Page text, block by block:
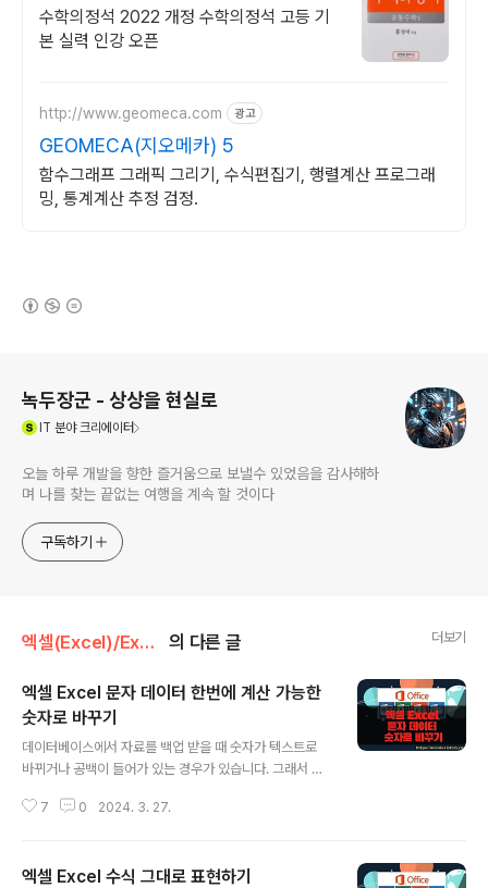
수학의정석 2022 개정 수학의정석 고등 기
본 실력 인강 오픈
http://www.geomeca.com 광고
GEOMECA(지오메카) 5
함수그래프 그래픽 그리기, 수식편집기, 행렬계산 프로그래
밍, 통계계산 추정 검정.
녹두장군 - 상상을 현실로
IT 분야 크리에이터
오늘 하루 개발을 향한 즐거움으로 보낼수 있었음을 감사해하
며 나를 찾는 끝없는 여행을 계속 할 것이다
구독하기
엑셀(Excel)/Excel 의 다른 글 더보기
엑셀 Excel 문자 데이터 한번에 계산 가능한
숫자로 바꾸기
데이터베이스에서 자료를 백업 받을 때 숫자가 텍스트로
바뀌거나 공백이 들어가 있는 경우가 있습니다. 그래서 계
제거해도 잘 되지 않습니다. 이 때 수많은 데이터를 한번에
나씩 알아 보도록 하겠습니다. ▼ 엑셀에서 데이터에 문제
7 0 2024. 3. 27.
엑셀 Excel 수식 그대로 표현하기